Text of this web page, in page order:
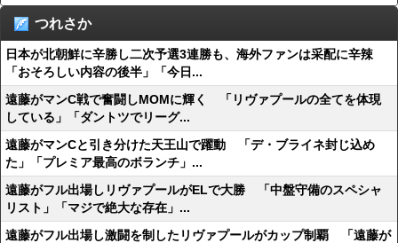
つれさか
日本が北朝鮮に辛勝し二次予選3連勝も、海外ファンは采配に辛辣
「おそろしい内容の後半」「今日...
遠藤がマンC戦で奮闘しMOMに輝く 「リヴァプールの全てを体現
している」「ダントツでリーグ...
遠藤がマンCと引き分けた天王山で躍動 「デ・ブライネ封じ込め
た」「プレミア最高のボランチ」...
遠藤がフル出場しリヴァプールがELで大勝 「中盤守備のスペシャ
リスト」「マジで絶大な存在」...
遠藤がフル出場し激闘を制したリヴァプールがカップ制覇 「遠藤が